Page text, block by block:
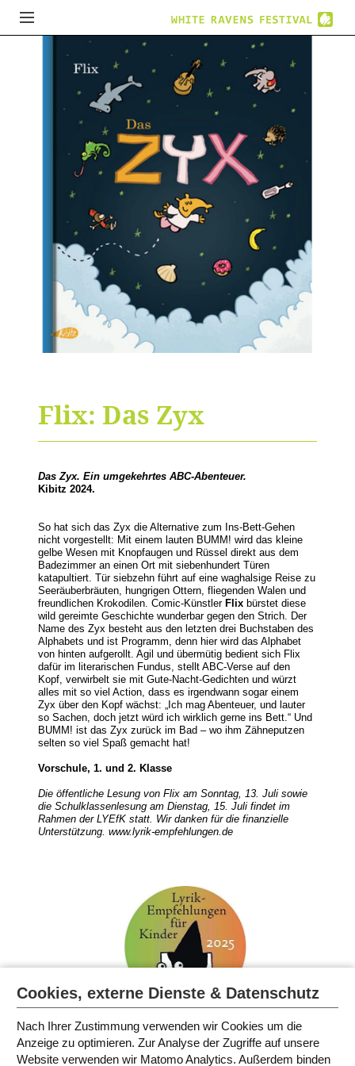
Flix: Das Zyx
Das Zyx. Ein umgekehrtes ABC-Abenteuer.
Kibitz 2024.
So hat sich das Zyx die Alternative zum Ins-Bett-Gehen
nicht vorgestellt: Mit einem lauten BUMM! wird das kleine
gelbe Wesen mit Knopfaugen und Rüssel direkt aus dem
Badezimmer an einen Ort mit siebenhundert Türen
katapultiert. Tür siebzehn führt auf eine waghalsige Reise zu
Seeräuberbräuten, hungrigen Ottern, fliegenden Walen und
freundlichen Krokodilen. Comic-Künstler Flix bürstet diese
wild gereimte Geschichte wunderbar gegen den Strich. Der
Name des Zyx besteht aus den letzten drei Buchstaben des
Alphabets und ist Programm, denn hier wird das Alphabet
von hinten aufgerollt. Agil und übermütig bedient sich Flix
dafür im literarischen Fundus, stellt ABC-Verse auf den
Kopf, verwirbelt sie mit Gute-Nacht-Gedichten und würzt
alles mit so viel Action, dass es irgendwann sogar einem
Zyx über den Kopf wächst: „Ich mag Abenteuer, und lauter
so Sachen, doch jetzt würd ich wirklich gerne ins Bett.“ Und
BUMM! ist das Zyx zurück im Bad – wo ihm Zähneputzen
selten so viel Spaß gemacht hat!
Vorschule, 1. und 2. Klasse
Die öffentliche Lesung von Flix am Sonntag, 13. Juli sowie
die Schulklassenlesung am Dienstag, 15. Juli findet im
Rahmen der LYEfK statt. Wir danken für die finanzielle
Unterstützung. www.lyrik-empfehlungen.de
Cookies, externe Dienste & Datenschutz
Nach Ihrer Zustimmung verwenden wir Cookies um die
Anzeige zu optimieren. Zur Analyse der Zugriffe auf unsere
Website verwenden wir Matomo Analytics. Außerdem binden